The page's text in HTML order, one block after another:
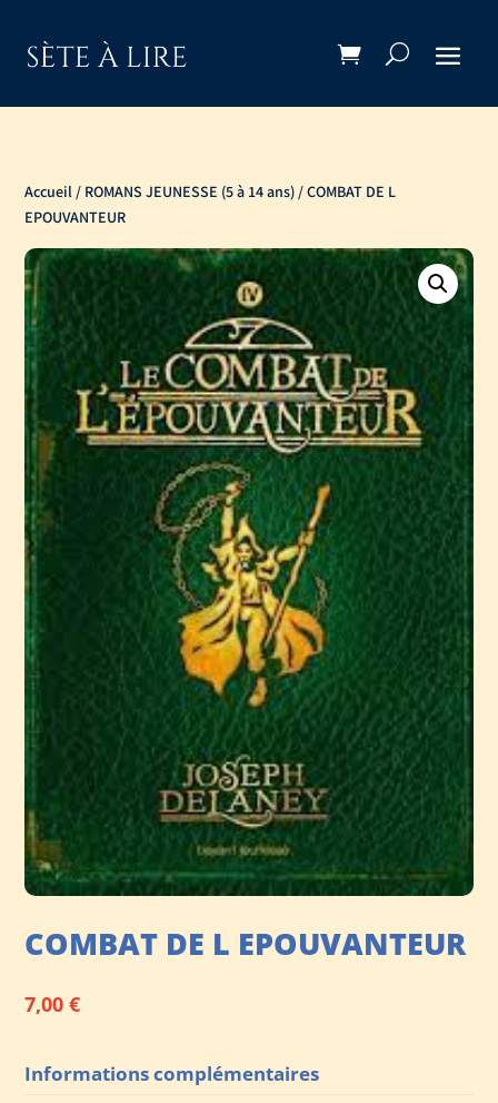
Accueil / ROMANS JEUNESSE (5 à 14 ans) / COMBAT DE L
EPOUVANTEUR
COMBAT DE L EPOUVANTEUR
7,00€
Informations complémentaires